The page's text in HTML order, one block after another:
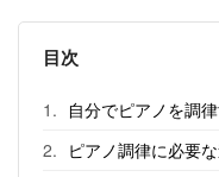
目次
自分でピアノを調
ピアノ調律に必要